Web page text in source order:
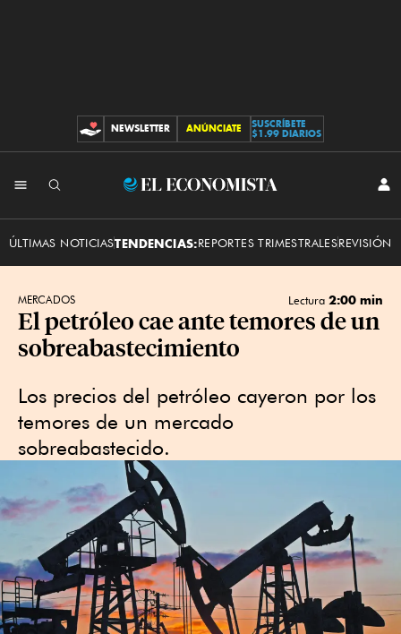
CONTRIBUCIONES
NEWSLETTER ANÚNCIATE
SUSCRÍBETE
$1.99 DIARIOS
El
ÚLTIMAS NOTICIASTENDENCIAS:REPORTES TRIMESTRALESREVISIÓN
MERCADOS Lectura 2:00 min
El petróleo cae ante temores de un
sobreabastecimiento
Los precios del petróleo cayeron por los
temores de un mercado
sobreabastecido.